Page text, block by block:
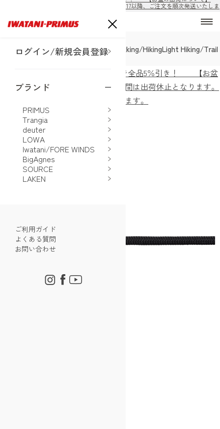
8/10から8/16の期間は出荷休止となります。8/17以降、ご注文を順次発送いたしま
ログイン/新規会員登録
ブランド
PRIMUS
Trangia
deuter
LOWA
Iwatani/FORE WINDS
BigAgnes
SOURCE
LAKEN
ご利用ガイド
よくある質問
お問い合わせ
SALEAlpine Mountain Trekking/HikingLight Hiking/Trail
ECサイト公開！購入前の会員登録で全品5％引き！ 【お盆
の出荷について】8/10から8/16の期間は出荷休止となります。
8/17以降、ご注文を順次発送いたします。
> LOWA LOWA靴紐 ブラック 160cm